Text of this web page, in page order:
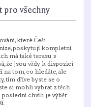
pro všechny
které Češi
poskytují kompletní
má také terasu s
že jsou vždy k dispozici
na tom, co hledáte, ale
tím dříve byste se o
si mohli vybrat z těch
poslední chvíli je výběr